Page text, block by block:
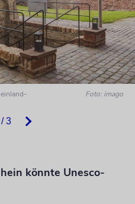
3
Foto: imago
könnte Unesco-